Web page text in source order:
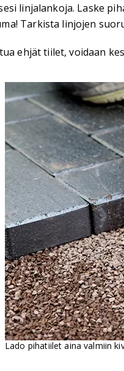
linjalankoja. Laske
Tarkista linjojen
ehjät tiilet, voidaan
Lado pihatiilet aina valmiin